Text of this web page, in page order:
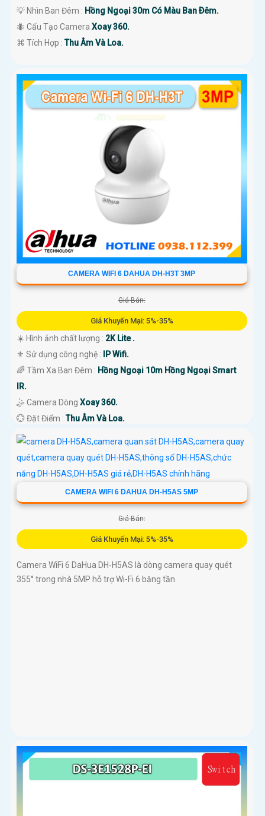
💡 Nhìn Ban Đêm : Hồng Ngoại 30m Có Màu Ban Ðêm.
🐜 Cấu Tạo Camera Xoay 360.
️⌘ Tích Hợp :Thu Âm Và Loa.
CAMERA WIFI 6 DAHUA DH-H3T 3MP
Giá Bán:
Giá Khuyến Mại: 5%-35%
☀️ Hình ảnh chất lượng : 2K Lite .
⚜️ Sử dụng công nghệ : IP Wifi.
🌈 Tầm Xa Ban Đêm : Hồng Ngoại 10m Hồng Ngoại Smart
IR.
🤹 Camera Dòng Xoay 360.
️💮 Đặt Điểm :Thu Âm Và Loa.
CAMERA WIFI 6 DAHUA DH-H5AS 5MP
Giá Bán:
Giá Khuyến Mại: 5%-35%
Camera WiFi 6 DaHua DH-H5AS là dòng camera quay quét
355° trong nhà 5MP hỗ trợ Wi-Fi 6 băng tần